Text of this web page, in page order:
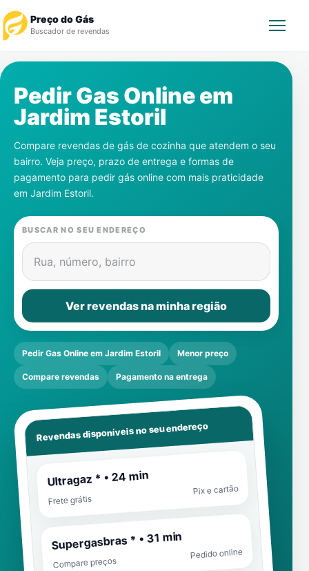
Preço do Gás
Buscador de revendas
Revendedor
Notícias
Cadastre-se
Gás
Contatos
Pedir Gas Online em
Jardim Estoril
Compare revendas de gás de cozinha que atendem o seu
bairro. Veja preço, prazo de entrega e formas de
pagamento para pedir gás online com mais praticidade
em Jardim Estoril.
BUSCAR NO SEU ENDEREÇO
Rua, número, bairro
Ver revendas na minha região
Pedir Gas Online em Jardim Estoril Menor preço
Compare revendas Pagamento na entrega
Revendas disponíveis no seu endereço
Ultragaz * • 24 min
Frete grátis
Pix e cartão
Supergasbras * • 31 min
Compare preços
Pedido online